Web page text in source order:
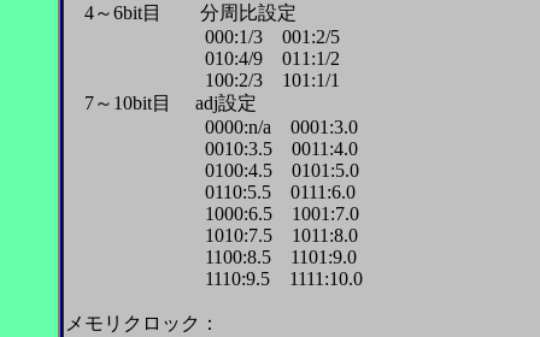
4～6bit目 分周比設定
000:1/3 001:2/5
010:4/9 011:1/2
100:2/3 101:1/1
7～10bit目 adj設定
0000:n/a 0001:3.0
0010:3.5 0011:4.0
0100:4.5 0101:5.0
0110:5.5 0111:6.0
1000:6.5 1001:7.0
1010:7.5 1011:8.0
1100:8.5 1101:9.0
1110:9.5 1111:10.0
メモリクロック：